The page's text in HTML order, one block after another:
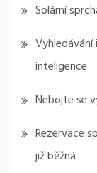
Solární
inteligence
Nebojte se
Rezervace
již běžná